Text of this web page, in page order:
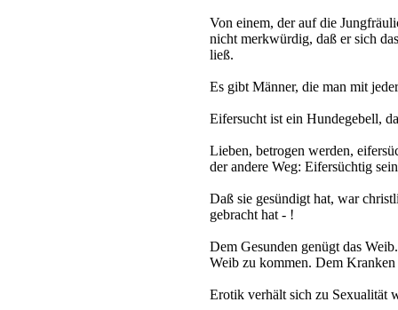
Von einem, der auf die
nicht merkwürdig, daß er sich
ließ.
Es gibt Männer, die man mit
Eifersucht ist ein Hundegebell,
Lieben, betrogen werden,
der andere Weg: Eifersüchtig
Daß sie gesündigt hat, war
gebracht hat - !
Dem Gesunden genügt das
Weib zu kommen. Dem
Erotik verhält sich zu Sexualität